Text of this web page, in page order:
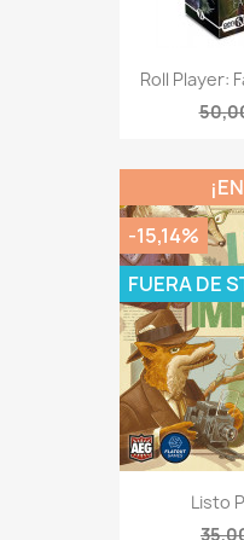
Roll Player:
Listo
-15,14%
FUERA DE